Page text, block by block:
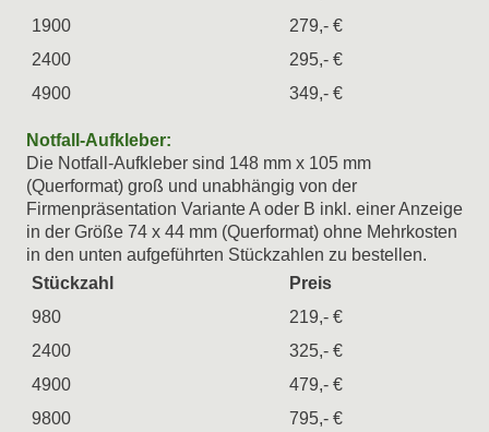
1900
279,- €
2400
295,- €
4900
349,- €
Notfall-Aufkleber:
Die Notfall-Aufkleber sind 148 mm x 105 mm
(Querformat) groß und unabhängig von der
Firmenpräsentation Variante A oder B inkl. einer Anzeige
in der Größe 74 x 44 mm (Querformat) ohne Mehrkosten
in den unten aufgeführten Stückzahlen zu bestellen.
Stückzahl
Preis
980
219,- €
2400
325,- €
4900
479,- €
9800
795,- €